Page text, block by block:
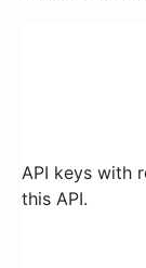
API keys with
this API.